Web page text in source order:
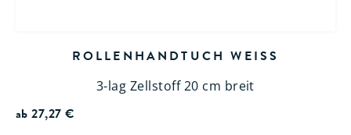
ROLLENHANDTUCH WEISS
3-lag Zellstoff 20 cm breit
ab27,27€